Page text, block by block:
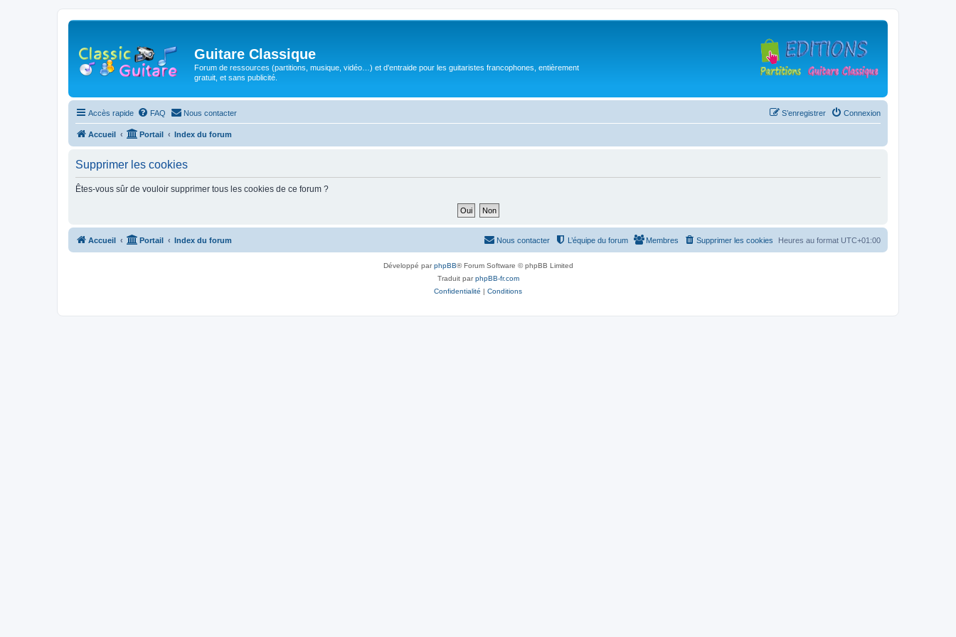
Guitare Classique
Forum de ressources (partitions, musique, vidéo…) et d'entraide pour les guitaristes francophones, entièrement
gratuit, et sans publicité.
Accès rapide FAQ Nous contacter Connexion
S’enregistrer
Accueil Portail Index du forum
Supprimer les cookies
Êtes-vous sûr de vouloir supprimer tous les cookies de ce forum ?
Accueil Portail Index du forum Heures au format UTC+01:00
Supprimer les cookies
Membres
L’équipe du forum
Nous contacter
Développé parphpBB® Forum Software © phpBB Limited
Traduit parphpBB-fr.com
Confidentialité | Conditions